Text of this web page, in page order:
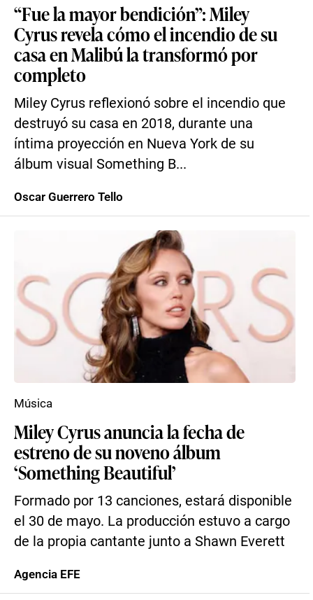
“Fue la mayor bendición”: Miley
Cyrus revela cómo el incendio de su
casa en Malibú la transformó por
completo
Miley Cyrus reflexionó sobre el incendio que
destruyó su casa en 2018, durante una
íntima proyección en Nueva York de su
álbum visual Something B...
Oscar Guerrero Tello
Miley Cyrus anuncia la fecha de
estreno de su noveno álbum
‘Something Beautiful’
Formado por 13 canciones, estará disponible
el 30 de mayo. La producción estuvo a cargo
de la propia cantante junto a Shawn Everett
Música
Agencia EFE